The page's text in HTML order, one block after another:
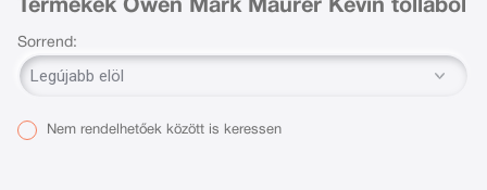
Termékek Owen Mark Maurer Kevin tollából
Sorrend:
Nem rendelhetőek között is keressen